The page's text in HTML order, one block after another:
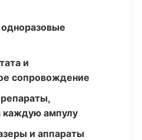
и
сопровождение
каждую ампулу
и аппараты